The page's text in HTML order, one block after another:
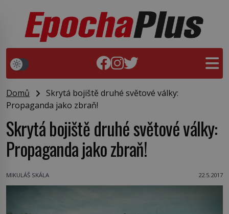
Domů
Skrytá bojiště druhé světové války:
Propaganda jako zbraň!
Skrytá bojiště druhé světové války:
Propaganda jako zbraň!
MIKULÁŠ SKÁLA 22.5.2017